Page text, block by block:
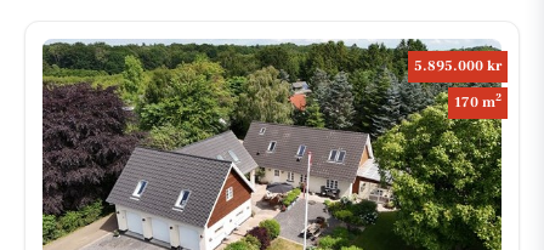
5.895.000 kr
170 m2